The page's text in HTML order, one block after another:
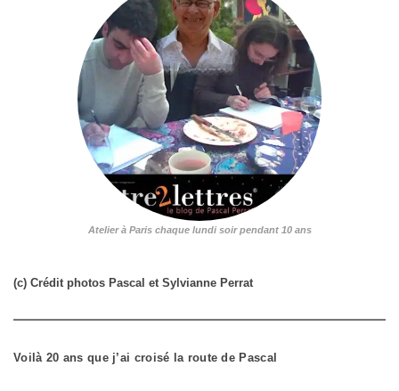
Atelier à Paris chaque lundi soir pendant 10 ans
(c) Crédit photos Pascal et Sylvianne Perrat
Voilà 20 ans que j’ai croisé la route de Pascal